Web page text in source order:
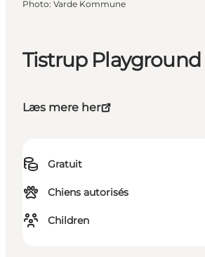
Tistrup Playground
Læs mere her
Gratuit
Chiens autorisés
Children
Photo: Varde Kommune